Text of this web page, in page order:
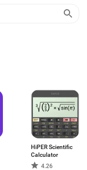
HiPER Scientific
Calculator
4.26